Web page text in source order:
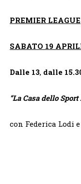
PREMIER LEAGUE
SABATO 19
Dalle 13, dalle
“La Casa dello
con Federica Lodi